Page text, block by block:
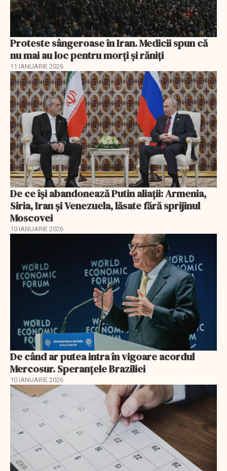
Proteste sângeroase în Iran. Medicii spun că
nu mai au loc pentru morți și răniți
11 IANUARIE 2026
De ce își abandonează Putin aliații: Armenia,
Siria, Iran și Venezuela, lăsate fără sprijinul
Moscovei
10 IANUARIE 2026
De când ar putea intra în vigoare acordul
Mercosur. Speranțele Braziliei
10 IANUARIE 2026